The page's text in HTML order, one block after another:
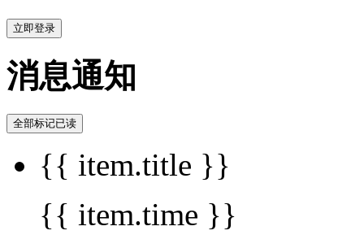
立即登录
消息通知
全部标记已读
{{ item.title }}
{{ item.time }}